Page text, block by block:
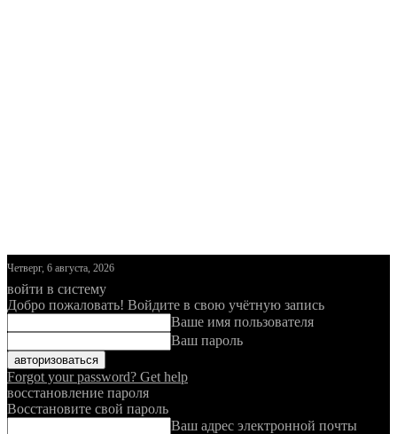
Четверг, 6 августа, 2026
войти в систему
Добро пожаловать! Войдите в свою учётную запись
Ваше имя пользователя
Ваш пароль
Forgot your password? Get help
восстановление пароля
Восстановите свой пароль
Ваш адрес электронной почты